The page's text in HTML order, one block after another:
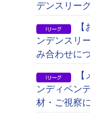
デンスリー
ンデンスリ
み合わせに
ンディペン
材・ご視察